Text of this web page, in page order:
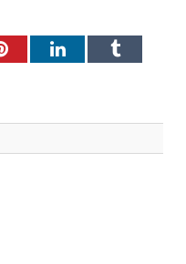
PinterestLinkedInTumblr